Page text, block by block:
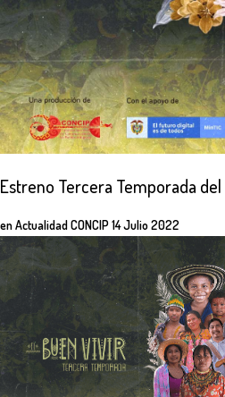
Estreno Tercera Temporada del
enActualidad CONCIP14 Julio 2022